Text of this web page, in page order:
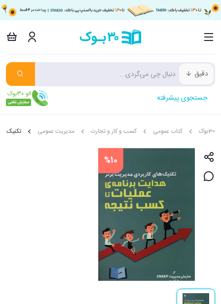
دقیق
جستجوی پیشرفته
30بوک کتاب عمومی کسب و کار و تجارت مدیریت عمومی تکنیک
%10